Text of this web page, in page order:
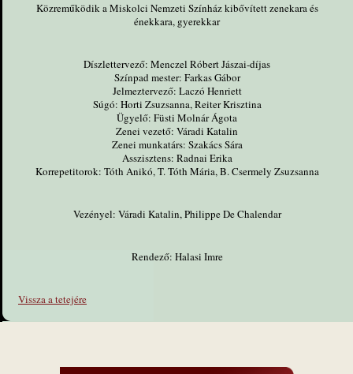
Közreműködik a Miskolci Nemzeti Színház kibővített zenekara és
énekkara, gyerekkar
Díszlettervező: Menczel Róbert Jászai-díjas
Színpad mester: Farkas Gábor
Jelmeztervező: Laczó Henriett
Súgó: Horti Zsuzsanna, Reiter Krisztina
Ügyelő: Füsti Molnár Ágota
Zenei vezető: Váradi Katalin
Zenei munkatárs: Szakács Sára
Asszisztens: Radnai Erika
Korrepetitorok: Tóth Anikó, T. Tóth Mária, B. Csermely Zsuzsanna
Vezényel: Váradi Katalin, Philippe De Chalendar
Rendező: Halasi Imre
Vissza a tetejére